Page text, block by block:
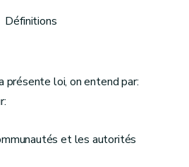
diverses
Définitions
présente loi, on entend par:
et les autorités